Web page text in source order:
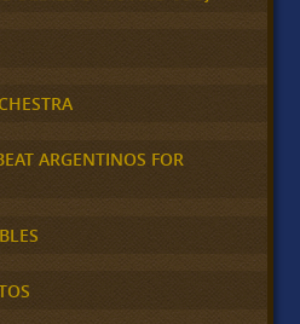
ARGENTINOS FOR